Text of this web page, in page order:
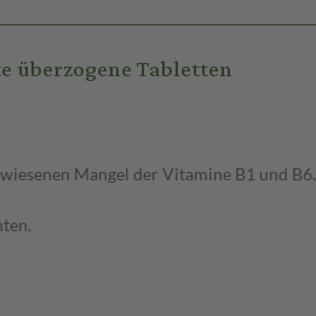
überzogene Tabletten
Mangel der Vitamine B1 und B6.